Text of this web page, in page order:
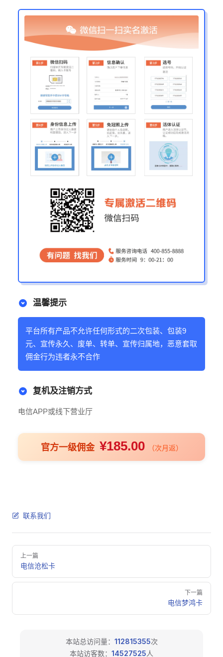
温馨提示
平台所有产品不允许任何形式的二次包装、包装9
元、宣传永久、废单、转单、宣传归属地，恶意套取
佣金行为违者永不合作
复机及注销方式
电信APP或线下营业厅
官方一级佣金 ¥185.00 （次月返）
联系我们
Pager
上一篇
电信沧松卡
下一篇
电信梦鸿卡
本站总访问量： 112815355次
本站访客数： 14527525人